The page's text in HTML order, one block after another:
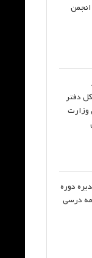
دفتر
وزارت
دوره
درسی